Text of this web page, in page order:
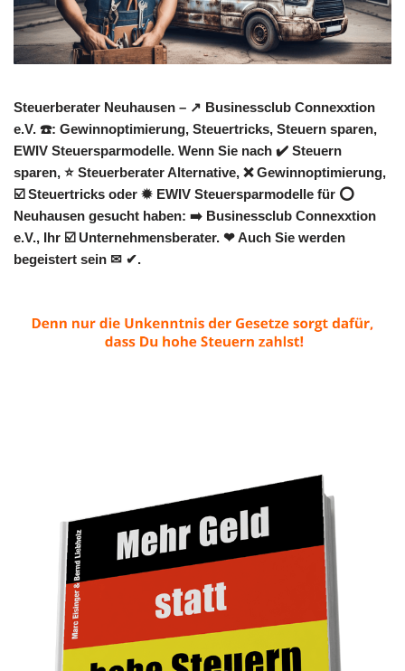
Steuerberater Neuhausen – ↗️ Businessclub Connexxtion
e.V. ☎️: Gewinnoptimierung, Steuertricks, Steuern sparen,
EWIV Steuersparmodelle. Wenn Sie nach ✔️ Steuern
sparen, ⭐ Steuerberater Alternative, ❌ Gewinnoptimierung,
☑️ Steuertricks oder ✹ EWIV Steuersparmodelle für ⭕
Neuhausen gesucht haben: ➡️ Businessclub Connexxtion
e.V., Ihr ☑️ Unternehmensberater. ❤ Auch Sie werden
begeistert sein ✉ ✔.